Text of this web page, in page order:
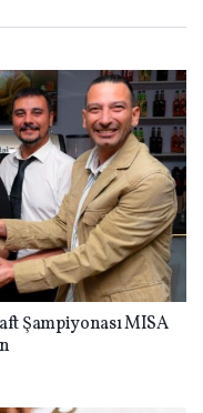
Şampiyonası MISA